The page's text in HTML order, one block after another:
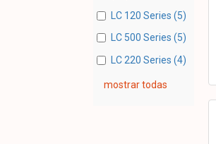
LC 120 Series (5)
LC 500 Series (5)
LC 220 Series (4)
mostrar todas